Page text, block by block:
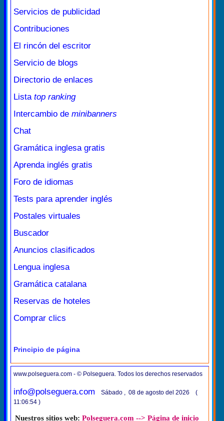
Servicios de publicidad
Contribuciones
El rincón del escritor
Servicio de blogs
Directorio de enlaces
Lista top ranking
Intercambio de minibanners
Chat
Gramática inglesa gratis
Aprenda inglés gratis
Foro de idiomas
Tests para aprender inglés
Postales virtuales
Buscador
Anuncios clasificados
Lengua inglesa
Gramática catalana
Reservas de hoteles
Comprar clics
Principio de página
www.polseguera.com - © Polseguera. Todos los derechos reservados
info@polseguera.com
Sábado , 08 de agosto del 2026 (
11:06:54 )
Nuestros sitios web: Polseguera.com --> Página de inicio